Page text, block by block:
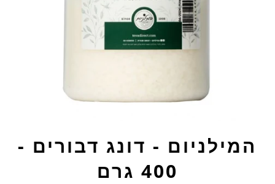
המילניום - דונג דבורים -
400 גרם